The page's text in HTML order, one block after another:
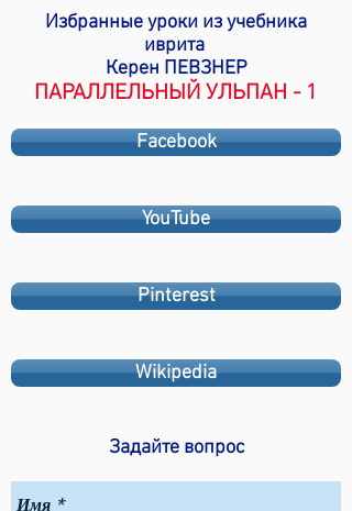
Избранные уроки из учебника
иврита
Керен ПЕВЗНЕР
ПАРАЛЛЕЛЬНЫЙ УЛЬПАН - 1
Facebook
YouTube
Pinterest
Wikipedia
Задайте вопрос